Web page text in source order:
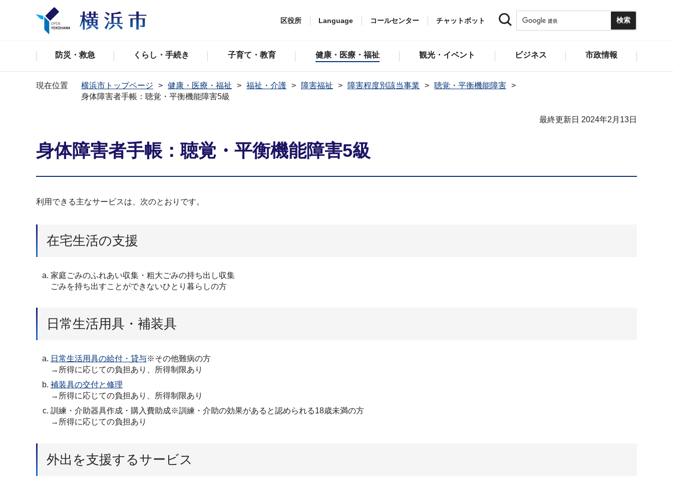
区役所 Language コールセンター チャットボット
防災・救急 くらし・手続き 子育て・教育 健康・医療・福祉 観光・イベント ビジネス 市政情報
現在位置 横浜市トップページ 健康・医療・福祉 福祉・介護 障害福祉 障害程度別該当事業
聴覚・平衡機能障害
身体障害者手帳：聴覚・平衡機能障害5級
最終更新日 2024年2月13日
身体障害者手帳：聴覚・平衡機能障害5級
利用できる主なサービスは、次のとおりです。
在宅生活の支援
家庭ごみのふれあい収集・粗大ごみの持ち出し収集
ごみを持ち出すことができないひとり暮らしの方
日常生活用具・補装具
日常生活用具の給付・貸与※その他難病の方
→所得に応じての負担あり、所得制限あり
補装具の交付と修理
→所得に応じての負担あり、所得制限あり
訓練・介助器具作成・購入費助成※訓練・介助の効果があると認められる18歳未満の方
→所得に応じての負担あり
外出を支援するサービス